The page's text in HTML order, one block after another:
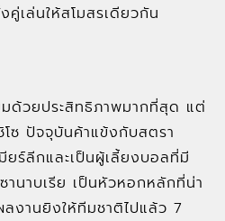
เล่นให้สโมสรเดียวกัน
มด้วยประสิทธิภาพมากที่สุด แต่
ซ ปัจจุบันค้าแข้งกับสตรา
ร์ลีกและเป็นผู้เลี้ยงบอลที่มี
นาบเรีย เป็นหัวหอกหลักที่น่า
งานยิงให้ทีมชาติไปแล้ว 7